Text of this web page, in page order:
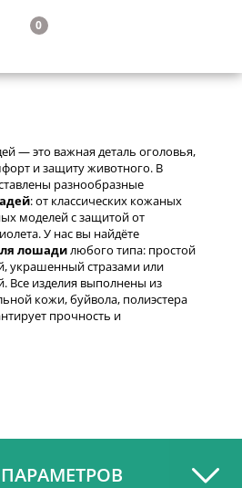
0
— это важная деталь оголовья,
и защиту животного. В
разнообразные
: от классических кожаных
моделей с защитой от
У нас вы найдёте
лошадилюбого типа: простой
украшенный стразами или
Все изделия выполнены из
кожи, буйвола, полиэстера
прочность и